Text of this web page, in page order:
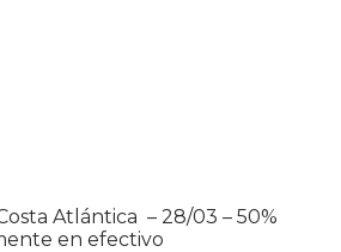
Atlántica – 28/03 – 50%
en efectivo